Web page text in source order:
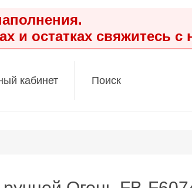
и остатках свяжитесь с
кабинет Поиск